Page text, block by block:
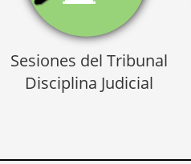
Sesiones del Tribunal
Disciplina Judicial